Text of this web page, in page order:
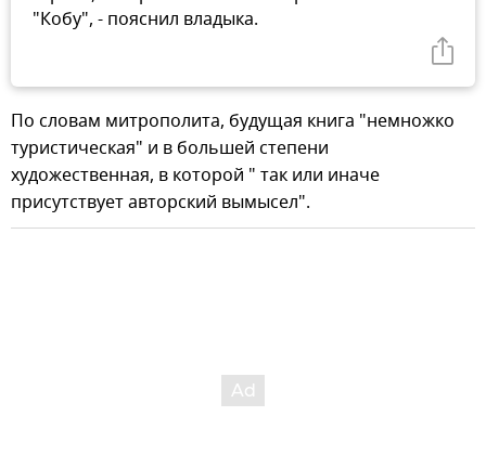
"Кобу", - пояснил владыка.
По словам митрополита, будущая книга "немножко
туристическая" и в большей степени
художественная, в которой " так или иначе
присутствует авторский вымысел".